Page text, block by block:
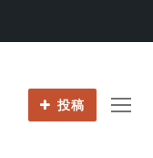
投稿